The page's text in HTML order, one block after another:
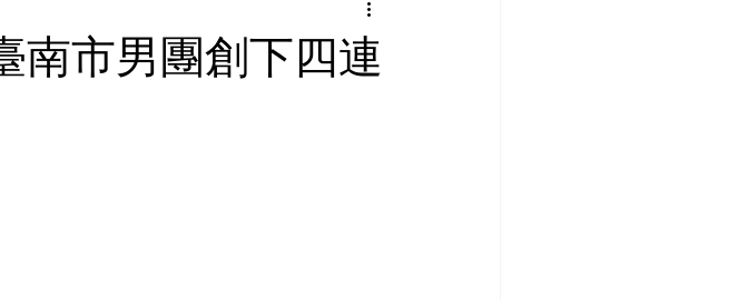
南市男團創下四連